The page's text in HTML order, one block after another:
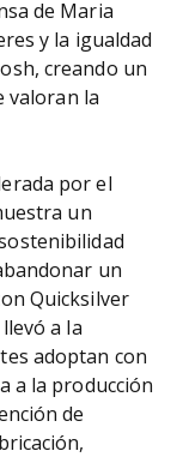
de Maria
y la igualdad
creando un
valoran la
por el
un
un
Quicksilver
a la
adoptan con
a la producción
de